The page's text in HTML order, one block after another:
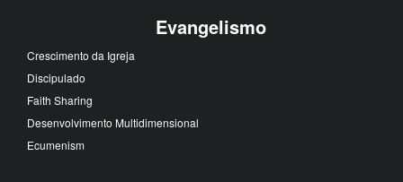
Evangelismo
Crescimento da Igreja
Discipulado
Faith Sharing
Desenvolvimento Multidimensional
Ecumenism